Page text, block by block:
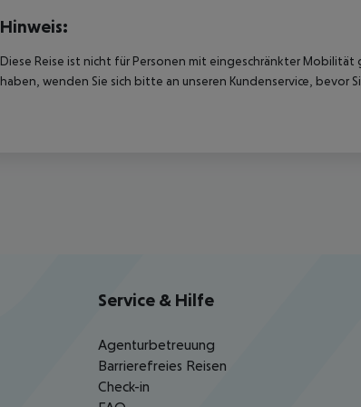
Hinweis:
Diese Reise ist nicht für Personen mit eingeschränkter
haben, wenden Sie sich bitte an unseren Kundenservice, bevor
Service & Hilfe
Agenturbetreuung
Barrierefreies Reisen
Check-in